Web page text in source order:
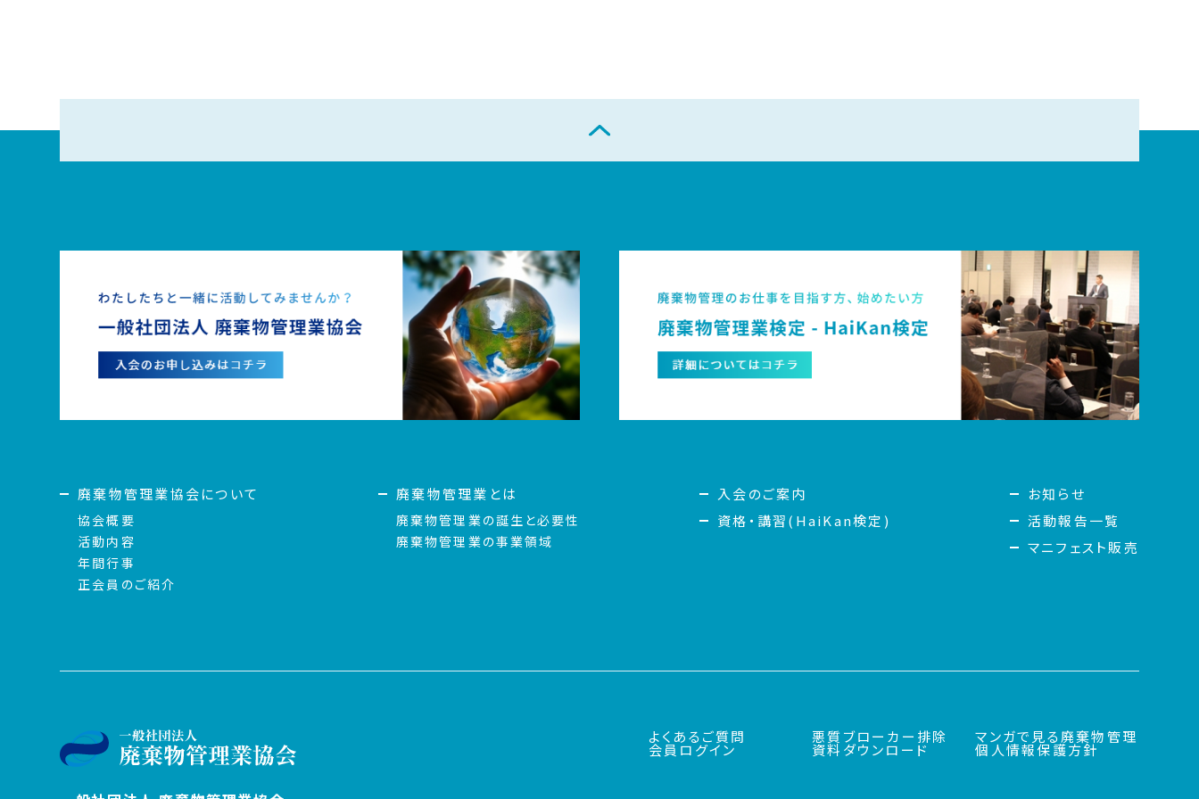
廃棄物管理業協会について
協会概要
活動内容
年間行事
正会員のご紹介
廃棄物管理業とは
廃棄物管理業の誕生と必要性
廃棄物管理業の事業領域
入会のご案内
資格・講習(HaiKan検定)
お知らせ
活動報告一覧
マニフェスト販売
よくあるご質問 悪質ブローカー排除 マンガで見る廃棄物管理
会員ログイン 資料ダウンロード 個人情報保護方針